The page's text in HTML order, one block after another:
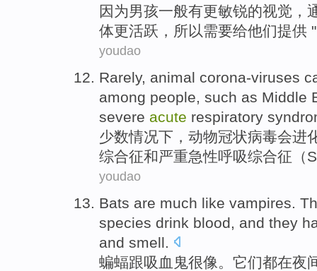
因为男孩一般有更敏锐的视觉 ，
体更活跃 ， 所以需要给他们提供 "
youdao
Rarely, animal corona-viruses
among people, such as Middle
severe acute respiratory
少数情况下，动物冠状病毒会进
综合征和严重急性呼吸综合征（
youdao
Bats are much like vampires
species drink blood and they
and smell
蝙蝠跟吸血鬼很像。 它们都在夜